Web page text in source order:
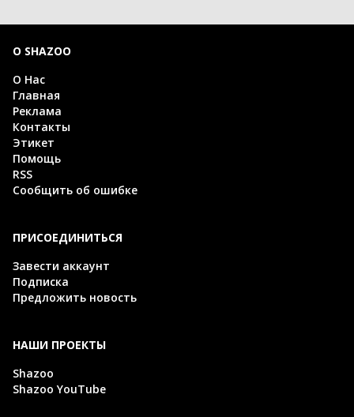
О SHAZOO
О Нас
Главная
Реклама
Контакты
Этикет
Помощь
RSS
Сообщить об ошибке
ПРИСОЕДИНИТЬСЯ
Завести аккаунт
Подписка
Предложить новость
НАШИ ПРОЕКТЫ
Shazoo
Shazoo YouTube